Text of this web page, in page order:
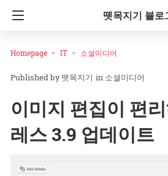
뗏목지기 블로
Homepage IT 소셜미디어
뗏목지기 in 소셜미디어
이미지 편집이 편
레스 3.9 업데이트